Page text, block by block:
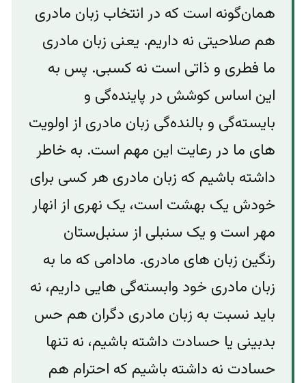
همان‌گونه است که در انتخاب زبان مادری
هم صلاحیتی نه داریم. یعنی زبان مادری
ما فطری و ذاتی است نه کسبی. پس به
این اساس کوشش در پاینده‌‌گی و
بایسته‌‌گی و بالنده‌گی زبان مادری از اولویت
های ما در رعایت این مهم است. به خاطر
داشته باشیم که زبان مادری هر کسی برای
خودش یک بهشت است، یک نهری از انهار
مهر است و یک سنبلی از سنبل‌ستان
رنگین زبان های مادری. مادامی که ما به
زبان مادری خود وابسته‌گی هایی داریم، نه
باید نسبت به زبان مادری دگران هم حس
بدبینی یا حسادت داشته باشيم، نه تنها
حسادت نه داشته باشیم که احترام هم